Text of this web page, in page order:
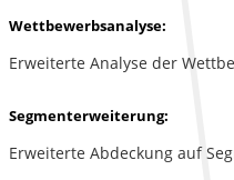
Wettbewerbsanalyse:
Erweiterte Analyse der
Segmenterweiterung:
Erweiterte Abdeckung auf